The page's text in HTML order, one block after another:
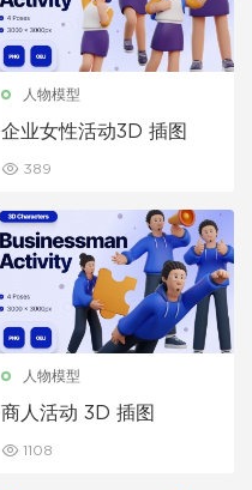
人物模型
企业女性活动3D 插图
389
人物模型
商人活动 3D 插图
1108